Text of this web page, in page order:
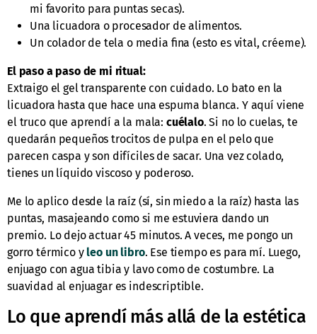
mi favorito para puntas secas).
Una licuadora o procesador de alimentos.
Un colador de tela o media fina (esto es vital, créeme).
El paso a paso de mi ritual:
Extraigo el gel transparente con cuidado. Lo bato en la
licuadora hasta que hace una espuma blanca. Y aquí viene
el truco que aprendí a la mala: cuélalo. Si no lo cuelas, te
quedarán pequeños trocitos de pulpa en el pelo que
parecen caspa y son difíciles de sacar. Una vez colado,
tienes un líquido viscoso y poderoso.
Me lo aplico desde la raíz (sí, sin miedo a la raíz) hasta las
puntas, masajeando como si me estuviera dando un
premio. Lo dejo actuar 45 minutos. A veces, me pongo un
gorro térmico yleo un libro. Ese tiempo es para mí. Luego,
enjuago con agua tibia y lavo como de costumbre. La
suavidad al enjuagar es indescriptible.
Lo que aprendí más allá de la estética